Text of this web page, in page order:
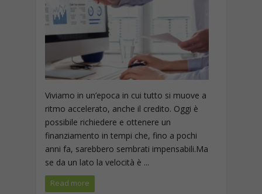
Viviamo in un’epoca in cui tutto si muove a
ritmo accelerato, anche il credito. Oggi è
possibile richiedere e ottenere un
finanziamento in tempi che, fino a pochi
anni fa, sarebbero sembrati impensabili.Ma
se da un lato la velocità è ...
Read more